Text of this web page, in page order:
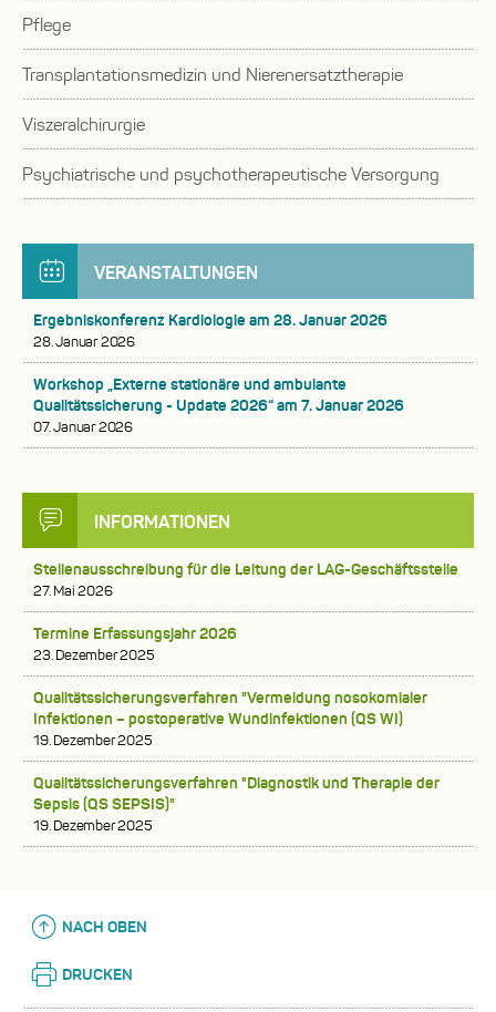
oder
zuklappen
auf-
oder
zuklappen
Pflege
auf-
oder
Transplantationsmedizin und Nierenersatztherapie
auf-
oder
zuklappen
Viszeralchirurgie
Psychiatrische und psychotherapeutische Versorgung
oder
VERANSTALTUNGEN
Ergebniskonferenz Kardiologie am 28. Januar 2026
28. Januar 2026
Workshop „Externe stationäre und ambulante
Qualitätssicherung - Update 2026“ am 7. Januar 2026
07. Januar 2026
INFORMATIONEN
Stellenausschreibung für die Leitung der LAG-Geschäftsstelle
27. Mai 2026
Termine Erfassungsjahr 2026
23. Dezember 2025
Qualitätssicherungsverfahren "Vermeidung nosokomialer
Infektionen – postoperative Wundinfektionen (QS WI)
19. Dezember 2025
Qualitätssicherungsverfahren "Diagnostik und Therapie der
Sepsis (QS SEPSIS)"
19. Dezember 2025
NACH OBEN
DRUCKEN